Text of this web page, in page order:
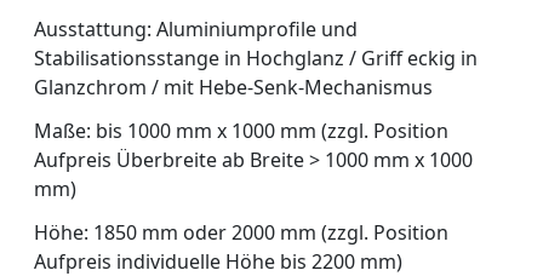
Ausstattung: Aluminiumprofile und
Stabilisationsstange in Hochglanz / Griff eckig in
Glanzchrom / mit Hebe-Senk-Mechanismus
Maße: bis 1000 mm x 1000 mm (zzgl. Position
Aufpreis Überbreite ab Breite > 1000 mm x 1000
mm)
Höhe: 1850 mm oder 2000 mm (zzgl. Position
Aufpreis individuelle Höhe bis 2200 mm)